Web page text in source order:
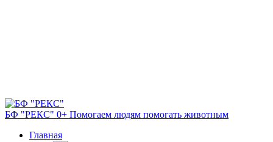
БФ "РЕКС" 0+ Помогаем людям помогать животным
Главная